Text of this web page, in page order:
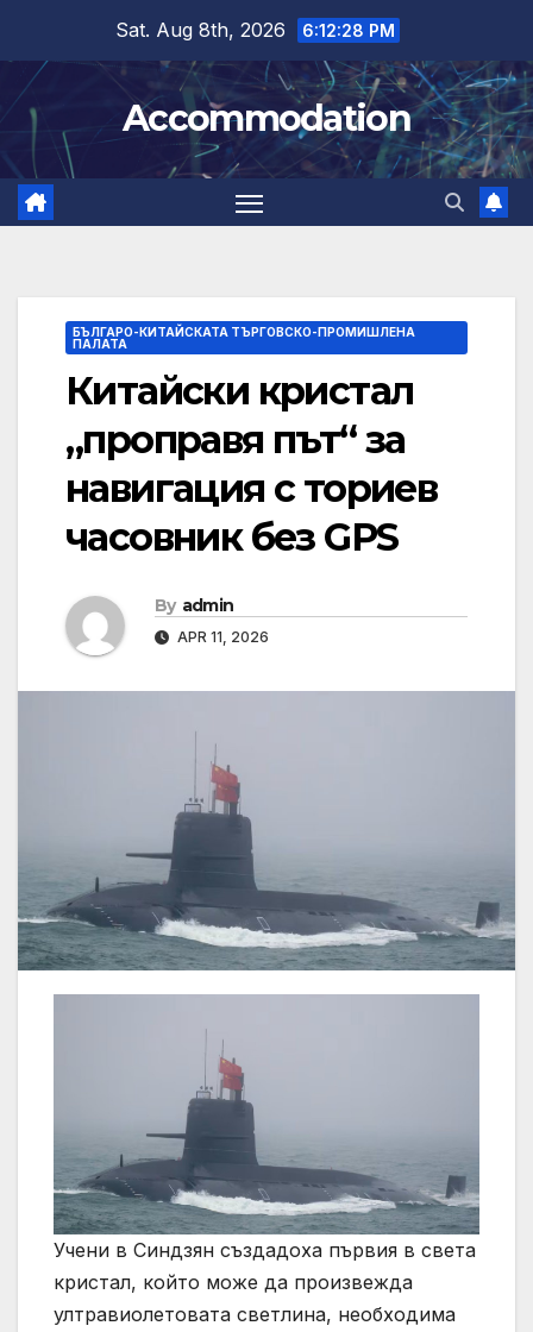
content
Sat. Aug 8th, 2026 6:12:28 PM
Accommodation
БЪЛГАРО-КИТАЙСКАТА ТЪРГОВСКО-ПРОМИШЛЕНА
ПАЛАТА
Китайски кристал
„проправя път“ за
навигация с ториев
часовник без GPS
By admin
APR 11, 2026
Учени в Синдзян създадоха първия в света
кристал, който може да произвежда
ултравиолетовата светлина, необходима